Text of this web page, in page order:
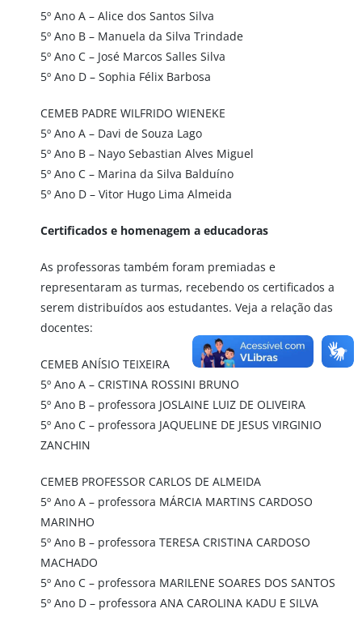
5º Ano A – Alice dos Santos Silva
5º Ano B – Manuela da Silva Trindade
5º Ano C – José Marcos Salles Silva
5º Ano D – Sophia Félix Barbosa
CEMEB PADRE WILFRIDO WIENEKE
5º Ano A – Davi de Souza Lago
5º Ano B – Nayo Sebastian Alves Miguel
5º Ano C – Marina da Silva Balduíno
5º Ano D – Vitor Hugo Lima Almeida
Certificados e homenagem a educadoras
As professoras também foram premiadas e
representaram as turmas, recebendo os certificados a
serem distribuídos aos estudantes. Veja a relação das
docentes:
CEMEB ANÍSIO TEIXEIRA
5º Ano A – CRISTINA ROSSINI BRUNO
5º Ano B – professora JOSLAINE LUIZ DE OLIVEIRA
5º Ano C – professora JAQUELINE DE JESUS VIRGINIO
ZANCHIN
CEMEB PROFESSOR CARLOS DE ALMEIDA
5º Ano A – professora MÁRCIA MARTINS CARDOSO
MARINHO
5º Ano B – professora TERESA CRISTINA CARDOSO
MACHADO
5º Ano C – professora MARILENE SOARES DOS SANTOS
5º Ano D – professora ANA CAROLINA KADU E SILVA